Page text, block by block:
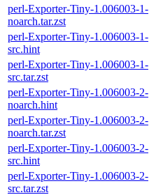
perl-Exporter-Tiny-1.006003-1-
noarch.tar.zst
perl-Exporter-Tiny-1.006003-1-
src.hint
perl-Exporter-Tiny-1.006003-1-
src.tar.zst
perl-Exporter-Tiny-1.006003-2-
noarch.hint
perl-Exporter-Tiny-1.006003-2-
noarch.tar.zst
perl-Exporter-Tiny-1.006003-2-
src.hint
perl-Exporter-Tiny-1.006003-2-
src.tar.zst